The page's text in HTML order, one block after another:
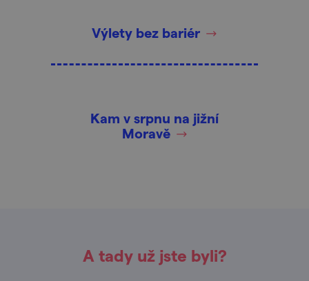
Výlety bez bariér
Kam v srpnu na jižní
Moravě
A tady už jste byli?